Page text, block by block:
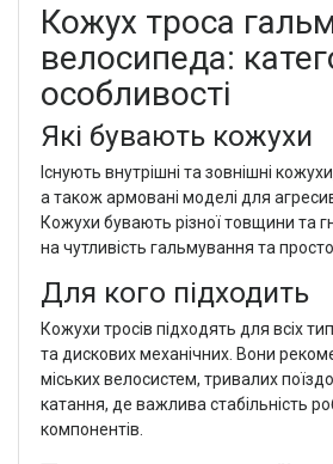
Кожух троса
велосипеда:
особливості
Які бувають кожухи
Існують внутрішні та зовнішні
а також армовані моделі для
Кожухи бувають різної товщини та
на чутливість гальмування та
Для кого підходить
Кожухи тросів підходять для всіх
та дискових механічних. Вони
міських велосистем, тривалих
катання, де важлива стабільність
компонентів.